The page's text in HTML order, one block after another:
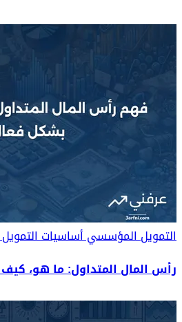
التمويل المؤسسيأساسيات
رأس المال المتداول: ما هو،